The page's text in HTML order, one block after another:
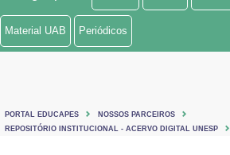
Ministério de Minas e Energia
Ministério do Turismo
Material UAB Periódicos
PORTAL EDUCAPES
NOSSOS PARCEIROS
REPOSITÓRIO INSTITUCIONAL - ACERVO DIGITAL UNESP